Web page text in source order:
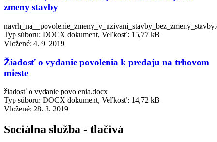
zmeny stavby
Typ súboru: DOCX dokument, Veľkosť: 15,77 kB
Vložené: 4. 9. 2019
Žiadosť o vydanie povolenia k predaju na trhovom
mieste
žiadosť o vydanie povolenia.docx
Typ súboru: DOCX dokument, Veľkosť: 14,72 kB
Vložené: 28. 8. 2019
Sociálna služba - tlačivá